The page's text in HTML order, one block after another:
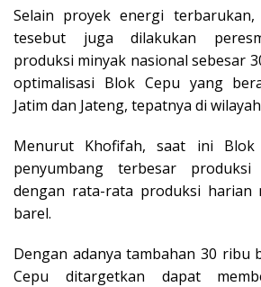
Selain proyek energi terbarukan,
tesebut juga dilakukan
produksi minyak nasional sebesar
optimalisasi Blok Cepu yang
Jatim dan Jateng, tepatnya di
Menurut Khofifah, saat ini Blok
penyumbang terbesar produksi
dengan rata-rata produksi harian
barel.
Dengan adanya tambahan 30 ribu
Cepu ditargetkan dapat